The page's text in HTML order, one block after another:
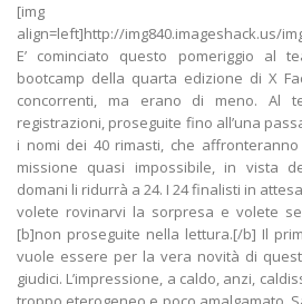
[img
align=left]http://img840.imageshack.us/
E’ cominciato questo pomeriggio al
bootcamp della quarta edizione di X
concorrenti, ma erano di meno. Al
registrazioni, proseguite fino all’una
i nomi dei 40 rimasti, che
missione quasi impossibile, in vista
domani li ridurrà a 24. I 24 finalisti in
volete rovinarvi la sorpresa e volete
[b]non proseguite nella lettura.[/b] Il
vuole essere per la vera novità di
giudici. L’impressione, a caldo, anzi,